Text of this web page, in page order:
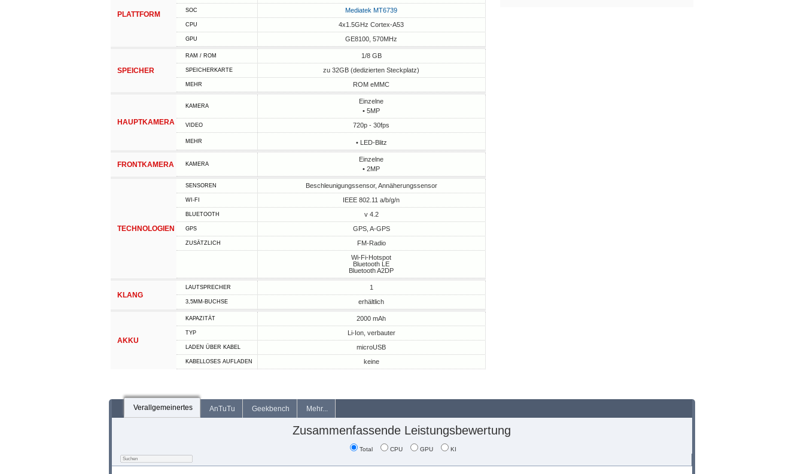
PLATTFORM SOC Mediatek MT6739
CPU 4x1.5GHz Cortex-A53
GPU GE8100, 570MHz
SPEICHER
RAM / ROM 1/8 GB
SPEICHERKARTE zu 32GB (dedizierten Steckplatz)
MEHR ROM eMMC
HAUPTKAMERA
KAMERA
Einzelne
• 5MP
VIDEO 720p - 30fps
MEHR • LED-Blitz
FRONTKAMERA KAMERA
Einzelne
• 2MP
TECHNOLOGIEN
SENSOREN Beschleunigungssensor, Annäherungssensor
WI-FI IEEE 802.11 a/b/g/n
BLUETOOTH v 4.2
GPS GPS, A-GPS
ZUSÄTZLICH
FM-Radio
Wi-Fi-Hotspot
Bluetooth LE
Bluetooth A2DP
KLANG
LAUTSPRECHER 1
3,5MM-BUCHSE erhältlich
AKKU
KAPAZITÄT 2000 mAh
TYP Li-Ion, verbauter
LADEN ÜBER KABEL microUSB
KABELLOSES AUFLADEN keine
Verallgemeinertes AnTuTu Geekbench Mehr...
Zusammenfassende Leistungsbewertung
Total CPU GPU KI